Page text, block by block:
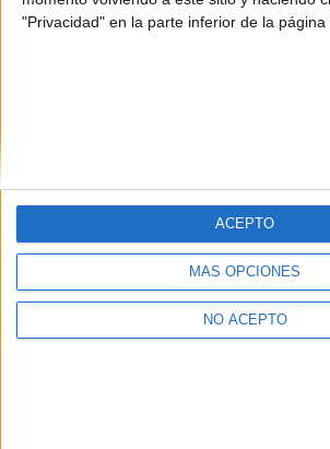
"Privacidad" en la parte inferior de la página
MÁS OPCIONES
NO ACEPTO
ACEPTO
Quiénes somos |Contactar
Aviso legal|Politica de privacidad|
de cookies
© 2003-2026Compás Mediterráneo S.L.-
Madrid [ESPAÑA] - Tel. +34 91